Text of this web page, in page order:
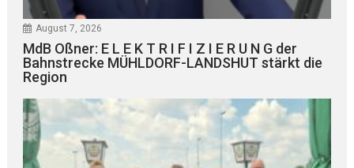
August 7, 2026
MdB Oßner: E L E K T R I F I Z I E R U N G der
Bahnstrecke MÜHLDORF-LANDSHUT stärkt die
Region